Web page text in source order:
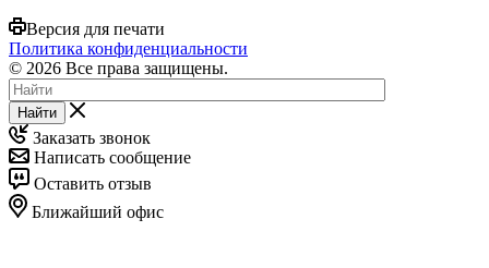
Версия для печати
Политика конфиденциальности
© 2026 Все права защищены.
Найти
Заказать звонок
Написать сообщение
Оставить отзыв
Ближайший офис